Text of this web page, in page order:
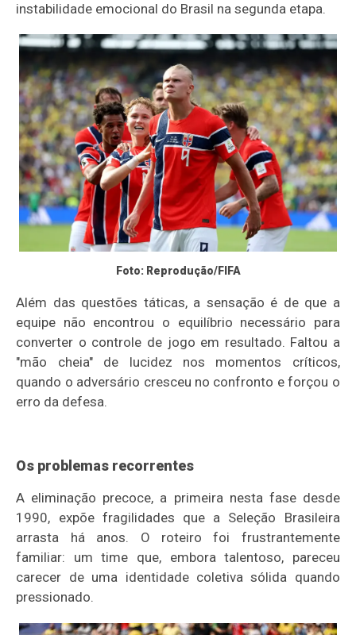
instabilidade emocional do Brasil na segunda etapa.
Foto: Reprodução/FIFA
Além das questões táticas, a sensação é de que a
equipe não encontrou o equilíbrio necessário para
converter o controle de jogo em resultado. Faltou a
"mão cheia" de lucidez nos momentos críticos,
quando o adversário cresceu no confronto e forçou o
erro da defesa.
Os problemas recorrentes
A eliminação precoce, a primeira nesta fase desde
1990, expõe fragilidades que a Seleção Brasileira
arrasta há anos. O roteiro foi frustrantemente
familiar: um time que, embora talentoso, pareceu
carecer de uma identidade coletiva sólida quando
pressionado.